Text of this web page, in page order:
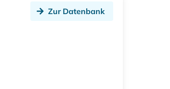
Zur Datenbank